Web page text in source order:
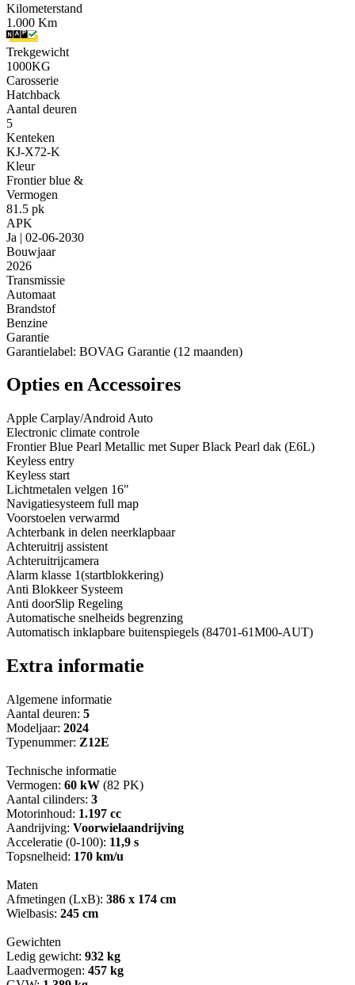
Kilometerstand
1.000 Km
Trekgewicht
1000KG
Carosserie
Hatchback
Aantal deuren
5
Kenteken
KJ-X72-K
Kleur
Frontier blue &
Vermogen
81.5 pk
APK
Ja | 02-06-2030
Bouwjaar
2026
Transmissie
Automaat
Brandstof
Benzine
Garantie
Garantielabel: BOVAG Garantie (12 maanden)
Opties en Accessoires
Apple Carplay/Android Auto
Electronic climate controle
Frontier Blue Pearl Metallic met Super Black Pearl dak (E6L)
Keyless entry
Keyless start
Lichtmetalen velgen 16"
Navigatiesysteem full map
Voorstoelen verwarmd
Achterbank in delen neerklapbaar
Achteruitrij assistent
Achteruitrijcamera
Alarm klasse 1(startblokkering)
Anti Blokkeer Systeem
Anti doorSlip Regeling
Automatische snelheids begrenzing
Automatisch inklapbare buitenspiegels (84701-61M00-AUT)
Extra informatie
Algemene informatie
Aantal deuren: 5
Modeljaar: 2024
Typenummer: Z12E
Technische informatie
Vermogen: 60 kW (82 PK)
Aantal cilinders: 3
Motorinhoud: 1.197 cc
Aandrijving: Voorwielaandrijving
Acceleratie (0-100): 11,9 s
Topsnelheid: 170 km/u
Maten
Afmetingen (LxB): 386 x 174 cm
Wielbasis: 245 cm
Gewichten
Ledig gewicht: 932 kg
Laadvermogen: 457 kg